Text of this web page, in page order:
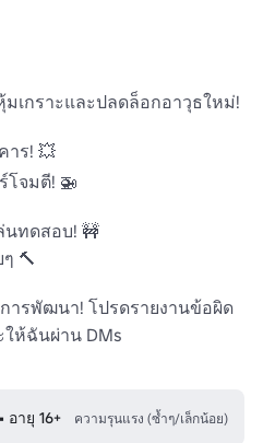
เกราะและปลดล็อกอาวุธใหม่!
าร! 💥
โจมตี! 🚁
ทดสอบ! 🚧
🔨
ารพัฒนา! โปรดรายงานข้อผิด
ห้ฉันผ่าน DMs
อายุ 16+ ความรุนแรง (ซ้ำๆ/เล็กน้อย)